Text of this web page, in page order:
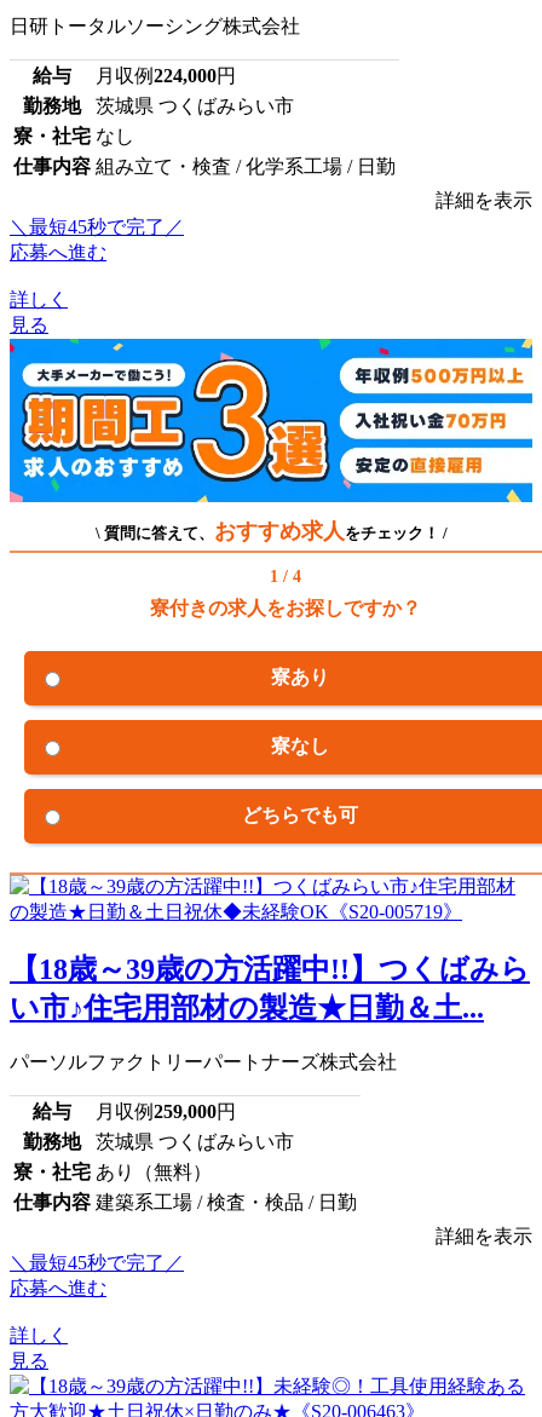
日研トータルソーシング株式会社
給与 月収例224,000円
勤務地
茨城県 つくばみらい市
寮・社宅 なし
仕事内容 組み立て・検査 / 化学系工場 / 日勤
詳細を表示
＼最短45秒で完了／
応募へ進む
詳しく
見る
\ 質問に答えて、 おすすめ求人 をチェック！ /
1 / 4
寮付きの求人をお探しですか？
寮あり
寮なし
どちらでも可
【18歳～39歳の方活躍中!!】つくばみら
い市♪住宅用部材の製造★日勤＆土...
パーソルファクトリーパートナーズ株式会社
給与 月収例259,000円
勤務地
茨城県 つくばみらい市
寮・社宅 あり（無料）
仕事内容 建築系工場 / 検査・検品 / 日勤
詳細を表示
＼最短45秒で完了／
応募へ進む
詳しく
見る